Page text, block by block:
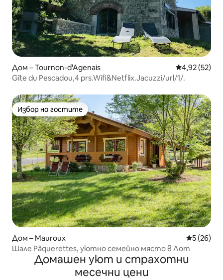
Дом – Tournon-d'Agenais Средна
4,92 (52)
Gîte du Pescadou,4 prs.Wifi&Netflix.Jacuzzi/url/1/.
Избор на гостите
Избор на гостите
Дом – Mauroux Средна
5 (26)
Шале Pâquerettes, уютно семейно място в Лот
Домашен уют и страхотни
месечни цени